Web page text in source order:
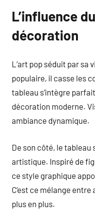
L’influence
décoration
L’art pop séduit par sa
populaire, il casse les
tableau s’intègre
décoration moderne.
ambiance dynamique.
De son côté, le
artistique. Inspiré de
ce style graphique
C’est ce mélange
plus en plus.